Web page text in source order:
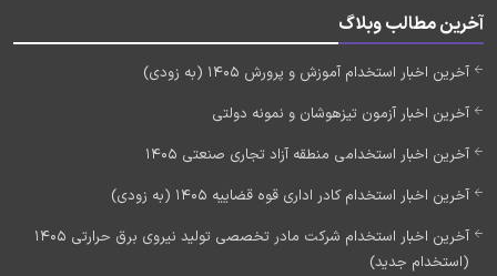
آخرین مطالب وبلاگ
آخرین اخبار استخدام آموزش و پرورش 1405 (به زودی)
آخرین اخبار آزمون تیزهوشان و نمونه دولتی
آخرین اخبار استخدامی منطقه آزاد تجاری صنعتی 1405
آخرین اخبار استخدام کادر اداری قوه قضاییه 1405 (به زودی)
آخرین اخبار استخدام شرکت مادر تخصصی تولید نیروی برق حرارتی 1405
(استخدام جدید)